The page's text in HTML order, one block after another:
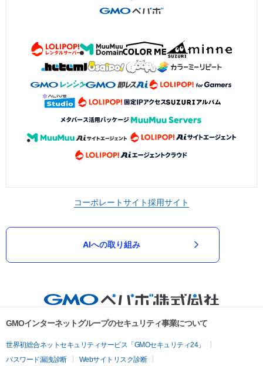
コーポレートサイト採用サイト
AIへの取り組み
GMOインターネットグループのセキュリティ事業について
世界初総合ネットセキュリティサービス「GMOセキュリティ24」
パスワード漏洩診断
Webサイトリスク診断